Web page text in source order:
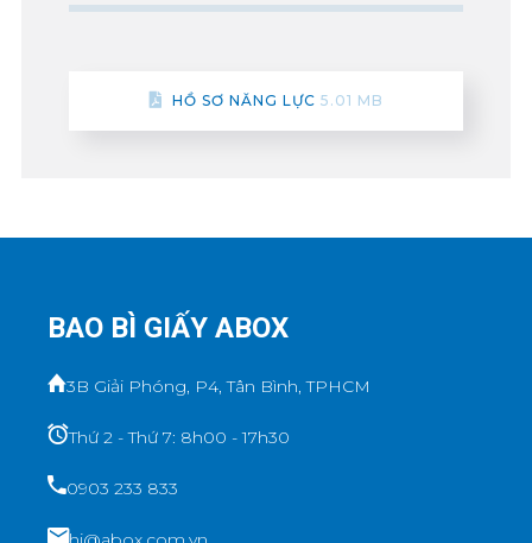
HỒ SƠ NĂNG LỰC 5.01 MB
BAO BÌ GIẤY ABOX
3B Giải Phóng, P4, Tân Bình, TPHCM
Thứ 2 - Thứ 7: 8h00 - 17h30
0903 233 833